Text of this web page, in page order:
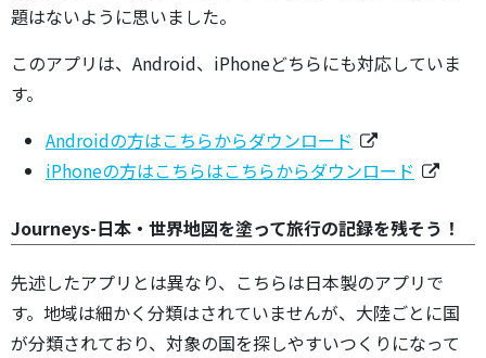
題はないように思いました。
このアプリは、Android、iPhoneどちらにも対応していま
す。
Androidの方はこちらからダウンロード
iPhoneの方はこちらはこちらからダウンロード
Journeys-日本・世界地図を塗って旅行の記録を残そう！
先述したアプリとは異なり、こちらは日本製のアプリで
す。地域は細かく分類はされていませんが、大陸ごとに国
が分類されており、対象の国を探しやすいつくりになって